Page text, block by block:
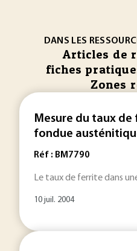
DANS LES
Articles de
fiches
Zones
Mesure du taux
fondue
Réf : BM7790
Le taux de ferrite dans
10 juil. 2004